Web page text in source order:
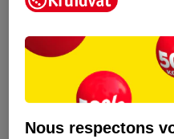
Profitez-en
Nous respectons